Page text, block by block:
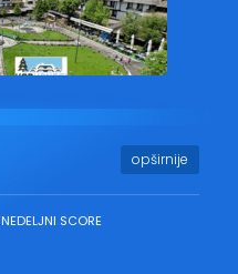
opširnije
NEDELJNI SCORE